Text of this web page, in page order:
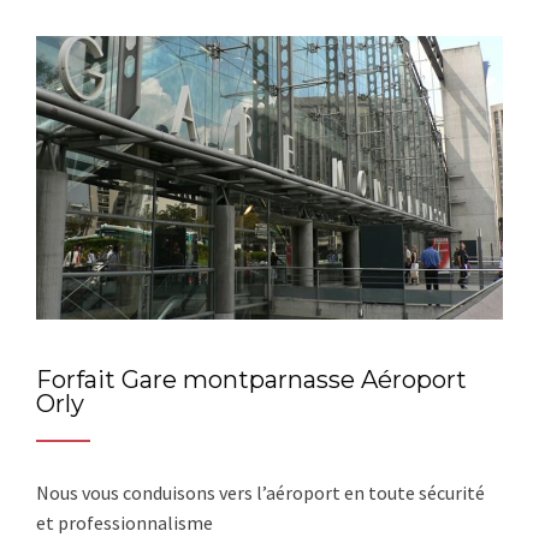
Forfait Gare montparnasse Aéroport
Orly
Nous vous conduisons vers l’aéroport en toute sécurité
et professionnalisme